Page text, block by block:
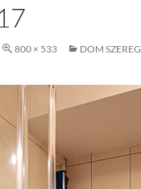
800 × 533
DOM